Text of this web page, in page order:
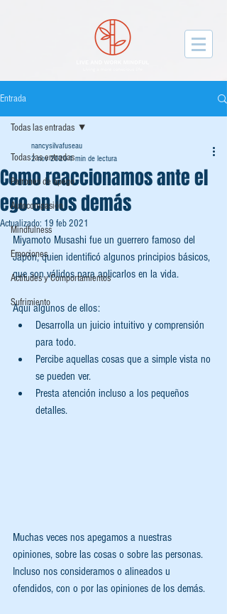
Entrada
Todas las entradas
Patrones de apego
Autocompasión
Mindfulness
Emociones
Actitudes y Comportamientos
Sufrimiento
Todas las entradas
Como reaccionamos ante el
ego en los demás
nancysilvafuseau
2 nov 20201 min de lectura
Actualizado: 19 feb 2021
Miyamoto Musashi fue un guerrero famoso del
Japón, quien identificó algunos principios básicos,
que son válidos para aplicarlos en la vida.
Aquí algunos de ellos:
Desarrolla un juicio intuitivo y comprensión
para todo.
Percibe aquellas cosas que a simple vista no
se pueden ver.
Presta atención incluso a los pequeños
detalles.
Muchas veces nos apegamos a nuestras
opiniones, sobre las cosas o sobre las personas.
Incluso nos consideramos o alineados u
ofendidos, con o por las opiniones de los demás.